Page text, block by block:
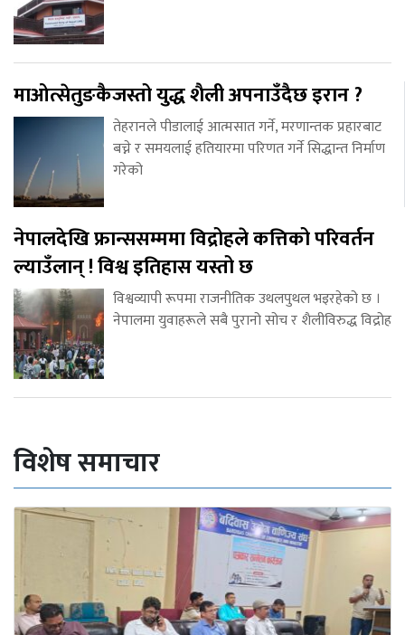
माओत्सेतुङकैजस्तो युद्ध शैली अपनाउँदैछ इरान ?
तेहरानले पीडालाई आत्मसात गर्ने, मरणान्तक प्रहारबाट
बच्ने र समयलाई हतियारमा परिणत गर्ने सिद्धान्त निर्माण
गरेको
नेपालदेखि फ्रान्ससम्ममा विद्रोहले कत्तिको परिवर्तन
ल्याउँलान् ! विश्व इतिहास यस्तो छ
विश्वव्यापी रूपमा राजनीतिक उथलपुथल भइरहेको छ ।
नेपालमा युवाहरूले सबै पुरानो सोच र शैलीविरुद्ध विद्रोह
विशेष समाचार